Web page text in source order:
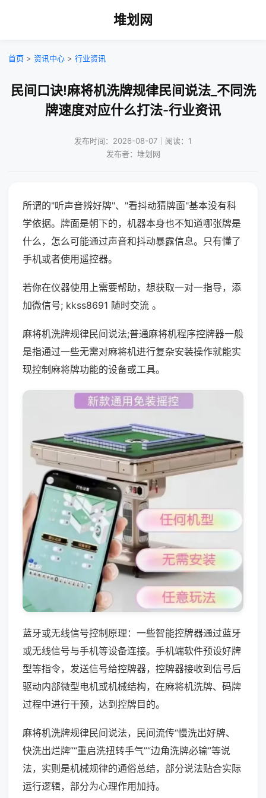
堆划网
首页 > 资讯中心 > 行业资讯
民间口诀!麻将机洗牌规律民间说法_不同洗
牌速度对应什么打法-行业资讯
发布时间：2026-08-07｜阅读：1
发布者：堆划网
所谓的"听声音辨好牌"、"看抖动猜牌面"基本没有科
学依据。牌面是朝下的，机器本身也不知道哪张牌是
什么，怎么可能通过声音和抖动暴露信息。只有懂了
手机或者使用遥控器。
若你在仪器使用上需要帮助，想获取一对一指导，添
加微信号; kkss8691 随时交流 。
麻将机洗牌规律民间说法;普通麻将机程序控牌器一般
是指通过一些无需对麻将机进行复杂安装操作就能实
现控制麻将牌功能的设备或工具。
蓝牙或无线信号控制原理：一些智能控牌器通过蓝牙
或无线信号与手机等设备连接。手机端软件预设好牌
型等指令，发送信号给控牌器，控牌器接收到信号后
驱动内部微型电机或机械结构，在麻将机洗牌、码牌
过程中进行干预，达到控牌目的。
麻将机洗牌规律民间说法，民间流传“慢洗出好牌、
快洗出烂牌”“重启洗扭转手气”“边角洗牌必输”等说
法，实则是机械规律的通俗总结，部分说法贴合实际
运行逻辑，部分为心理作用加持。